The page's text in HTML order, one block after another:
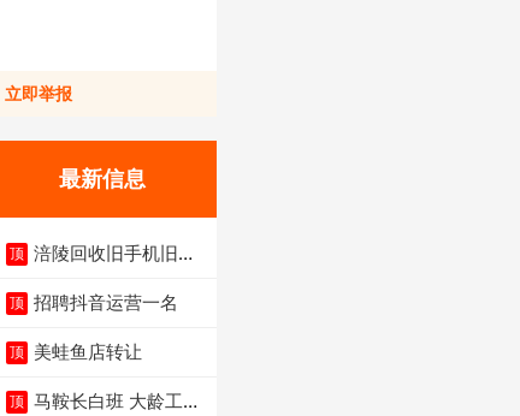
立即举报
最新信息
顶 涪陵回收旧手机旧电
顶 招聘抖音运营一名
顶 美蛙鱼店转让
顶 马鞍长白班 大龄工大